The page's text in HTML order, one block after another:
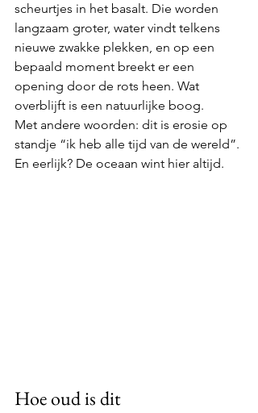
scheurtjes in het basalt. Die worden
langzaam groter, water vindt telkens
nieuwe zwakke plekken, en op een
bepaald moment breekt er een
opening door de rots heen. Wat
overblijft is een natuurlijke boog.
Met andere woorden: dit is erosie op
standje “ik heb alle tijd van de wereld”.
En eerlijk? De oceaan wint hier altijd.
Hoe oud is dit